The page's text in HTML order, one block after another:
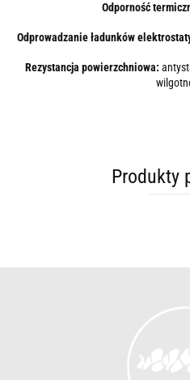
Odporność
Odprowadzanie ładunków
Rezystancja powierzchniowa:
Produkty